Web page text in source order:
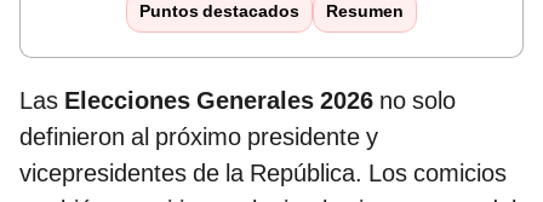
Puntos destacados Resumen
Las Elecciones Generales 2026 no solo
definieron al próximo presidente y
vicepresidentes de la República. Los comicios